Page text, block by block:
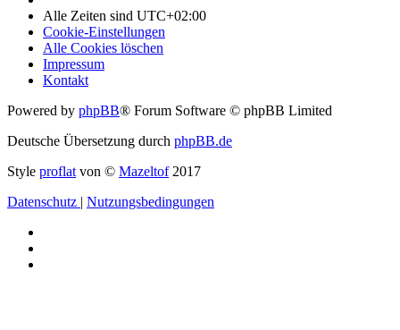
Alle Zeiten sind UTC+02:00
Cookie-Einstellungen
Alle Cookies löschen
Impressum
Kontakt
Powered by phpBB® Forum Software © phpBB Limited
Deutsche Übersetzung durch phpBB.de
Style proflat von © Mazeltof2017
Datenschutz | Nutzungsbedingungen